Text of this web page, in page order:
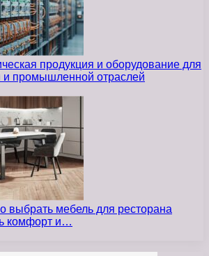
продукция и оборудование для
и промышленной отраслей
выбрать мебель для ресторана
комфорт и…